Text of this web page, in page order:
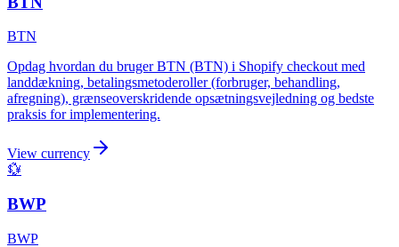
BTN
Opdag hvordan du bruger BTN (BTN) i Shopify checkout med
landdækning, betalingsmetoderoller (forbruger, behandling,
afregning), grænseoverskridende opsætningsvejledning og bedste
praksis for implementering.
View currency
💱
BWP
BWP